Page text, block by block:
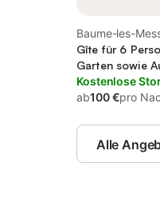
Baume-les-
Französischer
Gîte für 6
Garten sowie
Kostenlose
ab100 €pro
Alle